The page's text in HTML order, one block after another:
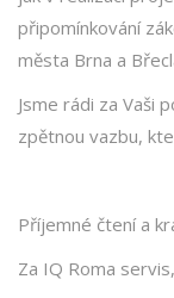
připomínkování
města Brna a
Jsme rádi za Vaši
zpětnou vazbu,
Příjemné čtení a
Za IQ Roma servis,